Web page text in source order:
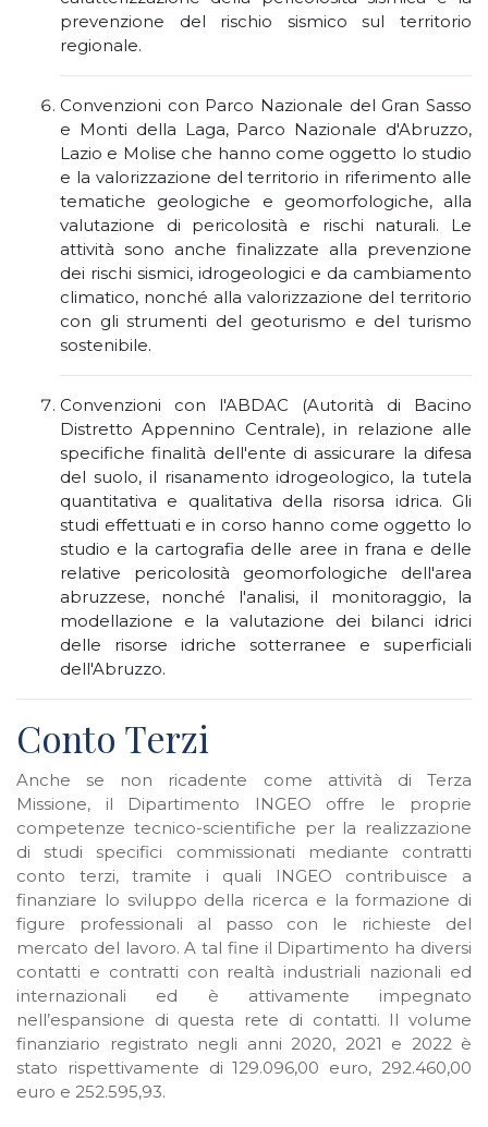
prevenzione del rischio sismico sul territorio
regionale.
Convenzioni con Parco Nazionale del Gran Sasso
e Monti della Laga, Parco Nazionale d'Abruzzo,
Lazio e Molise che hanno come oggetto lo studio
e la valorizzazione del territorio in riferimento alle
tematiche geologiche e geomorfologiche, alla
valutazione di pericolosità e rischi naturali. Le
attività sono anche finalizzate alla prevenzione
dei rischi sismici, idrogeologici e da cambiamento
climatico, nonché alla valorizzazione del territorio
con gli strumenti del geoturismo e del turismo
sostenibile.
Convenzioni con l'ABDAC (Autorità di Bacino
Distretto Appennino Centrale), in relazione alle
specifiche finalità dell'ente di assicurare la difesa
del suolo, il risanamento idrogeologico, la tutela
quantitativa e qualitativa della risorsa idrica. Gli
studi effettuati e in corso hanno come oggetto lo
studio e la cartografia delle aree in frana e delle
relative pericolosità geomorfologiche dell'area
abruzzese, nonché l'analisi, il monitoraggio, la
modellazione e la valutazione dei bilanci idrici
delle risorse idriche sotterranee e superficiali
dell'Abruzzo.
Conto Terzi
Anche se non ricadente come attività di Terza
Missione, il Dipartimento INGEO offre le proprie
competenze tecnico-scientifiche per la realizzazione
di studi specifici commissionati mediante contratti
conto terzi, tramite i quali INGEO contribuisce a
finanziare lo sviluppo della ricerca e la formazione di
figure professionali al passo con le richieste del
mercato del lavoro. A tal fine il Dipartimento ha diversi
contatti e contratti con realtà industriali nazionali ed
internazionali ed è attivamente impegnato
nell’espansione di questa rete di contatti. Il volume
finanziario registrato negli anni 2020, 2021 e 2022 è
stato rispettivamente di 129.096,00 euro, 292.460,00
euro e 252.595,93.